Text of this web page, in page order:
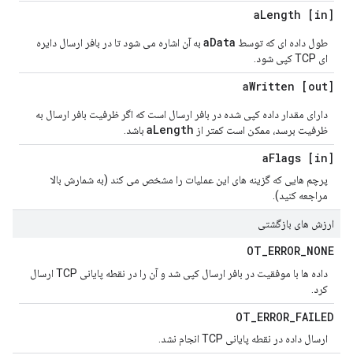
[in] a
Length
طول داده ای که توسط aData به آن اشاره می شود تا در بافر ارسال دایره
ای TCP کپی شود.
[out] a
Written
دارای مقدار داده کپی شده در بافر ارسال است که اگر ظرفیت بافر ارسال به
ظرفیت برسد، ممکن است کمتر از aLength باشد.
[in] a
Flags
پرچم هایی که گزینه های این عملیات را مشخص می کند (به شمارش بالا
مراجعه کنید).
ارزش های بازگشتی
OT_ERROR_NONE
داده ها با موفقیت در بافر ارسال کپی شد و آن را در نقطه پایانی TCP ارسال
کرد.
OT_ERROR_FAILED
ارسال داده در نقطه پایانی TCP انجام نشد.